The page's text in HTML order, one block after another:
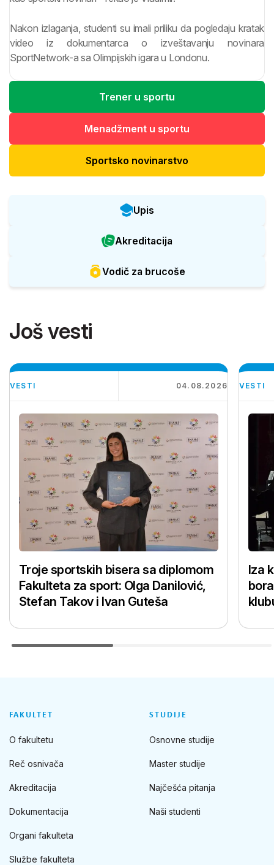
Nakon izlaganja, studenti su imali priliku da pogledaju kratak
video iz dokumentarca o izveštavanju novinara
SportNetwork-a sa Olimpijskih igara u Londonu.
Trener u sportu
Menadžment u sportu
Sportsko novinarstvo
Upis
Akreditacija
Vodič za brucoše
Još vesti
VESTI 04.08.2026
Troje sportskih bisera sa diplomom
Fakulteta za sport: Olga Danilović,
Stefan Takov i Ivan Guteša
VESTI
Iza
FAKULTET
O fakultetu
Reč osnivača
Akreditacija
Dokumentacija
Organi fakulteta
Službe fakulteta
STUDIJE
Osnovne studije
Master studije
Najčešća pitanja
Naši studenti